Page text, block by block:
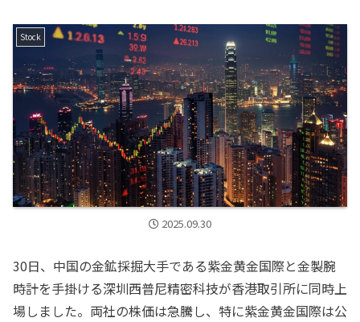
Stock
2025.09.30
30日、中国の金鉱採掘大手である紫金黄金国際と金製腕
時計を手掛ける深圳西普尼精密科技が香港取引所に同時上
場しました。両社の株価は急騰し、特に紫金黄金国際は公